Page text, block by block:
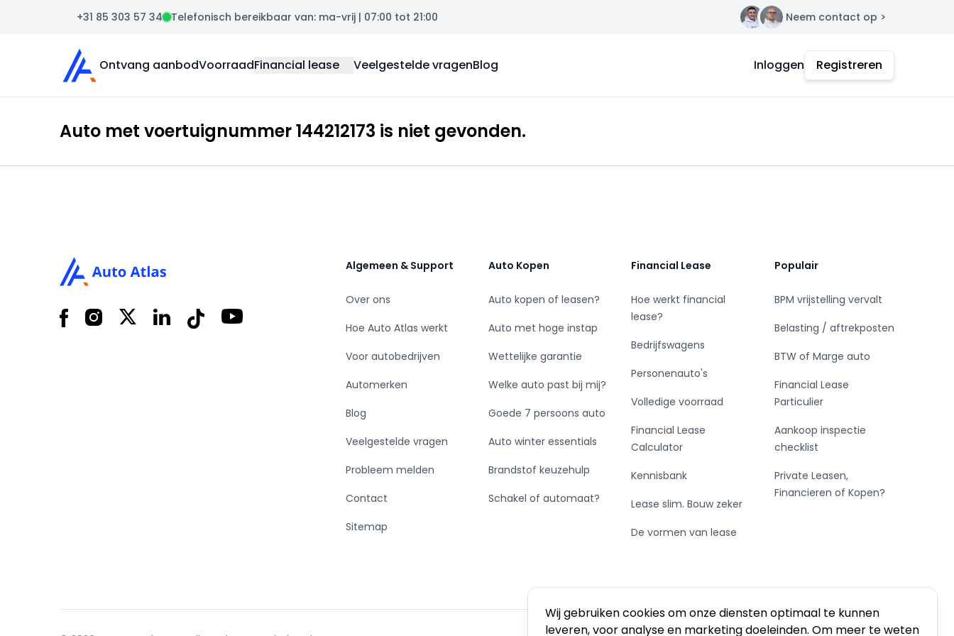
Wij gebruiken cookies om onze diensten optimaal te kunnen
leveren, voor analyse en marketing doeleinden. Om meer te weten
+31 85 303 57 34 Telefonisch bereikbaar van: ma-vrij | 07:00 tot 21:00 Contact Neem contact op >
Auto Atlas
Ontvang aanbodVoorraadFinancial lease Veelgestelde vragenBlog Inloggen Registreren
Auto met voertuignummer 144212173 is niet gevonden.
FacebookInstagram
X LinkedInTiktok YouTube
Algemeen & Support
Over ons
Hoe Auto Atlas werkt
Voor autobedrijven
Automerken
Blog
Veelgestelde vragen
Probleem melden
Contact
Sitemap
Auto Kopen
Auto kopen of leasen?
Auto met hoge instap
Wettelijke garantie
Welke auto past bij mij?
Goede 7 persoons auto
Auto winter essentials
Brandstof keuzehulp
Schakel of automaat?
Financial Lease
Hoe werkt financial
lease?
Bedrijfswagens
Personenauto's
Volledige voorraad
Financial Lease
Calculator
Kennisbank
Lease slim. Bouw zeker
De vormen van lease
Populair
BPM vrijstelling vervalt
Belasting / aftrekposten
BTW of Marge auto
Financial Lease
Particulier
Aankoop inspectie
checklist
Private Leasen,
Financieren of Kopen?